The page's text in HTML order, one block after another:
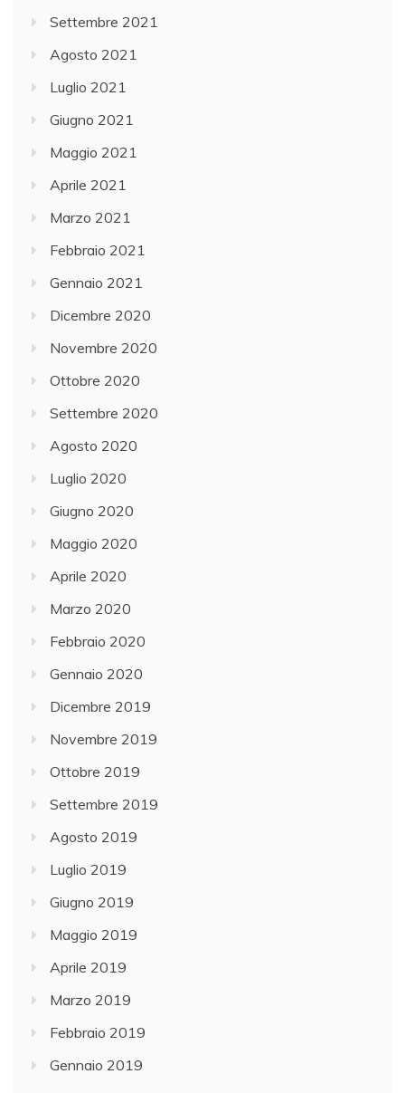
Settembre 2021
Agosto 2021
Luglio 2021
Giugno 2021
Maggio 2021
Aprile 2021
Marzo 2021
Febbraio 2021
Gennaio 2021
Dicembre 2020
Novembre 2020
Ottobre 2020
Settembre 2020
Agosto 2020
Luglio 2020
Giugno 2020
Maggio 2020
Aprile 2020
Marzo 2020
Febbraio 2020
Gennaio 2020
Dicembre 2019
Novembre 2019
Ottobre 2019
Settembre 2019
Agosto 2019
Luglio 2019
Giugno 2019
Maggio 2019
Aprile 2019
Marzo 2019
Febbraio 2019
Gennaio 2019